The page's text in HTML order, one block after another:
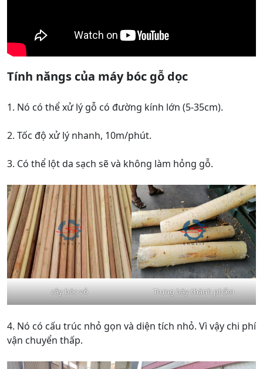
Tính năngs của máy bóc gỗ dọc
1. Nó có thể xử lý gỗ có đường kính lớn (5-35cm).
2. Tốc độ xử lý nhanh, 10m/phút.
3. Có thể lột da sạch sẽ và không làm hỏng gỗ.
cây bóc vỏ Trưng bày thành phẩm
4. Nó có cấu trúc nhỏ gọn và diện tích nhỏ. Vì vậy chi phí
vận chuyển thấp.